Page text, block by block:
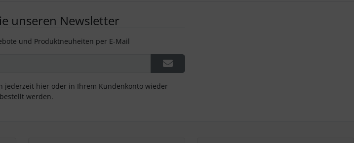
unseren Newsletter
und Produktneuheiten per E-Mail
jederzeit hier oder in Ihrem Kundenkonto wieder
werden.